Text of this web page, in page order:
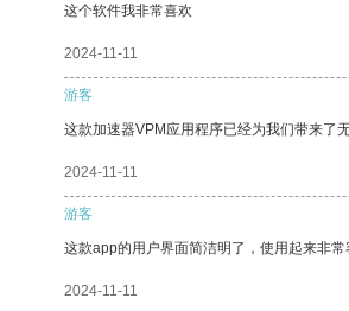
这个软件我非常喜欢
2024-11-11
游客
这款加速器VPM应用程序已经为我们带来了
2024-11-11
游客
这款app的用户界面简洁明了，使用起来非常
2024-11-11